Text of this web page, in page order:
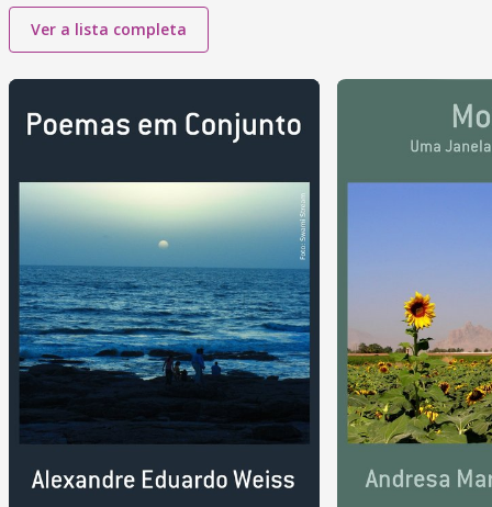
Ver a lista completa